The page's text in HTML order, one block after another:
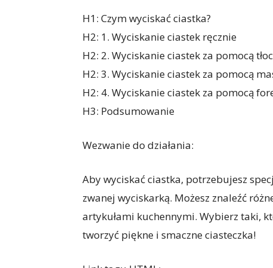
H1: Czym wyciskać ciastka?
H2: 1. Wyciskanie ciastek ręcznie
H2: 2. Wyciskanie ciastek za pomocą
H2: 3. Wyciskanie ciastek za pomocą
H2: 4. Wyciskanie ciastek za pomocą
H3: Podsumowanie
Wezwanie do działania:
Aby wyciskać ciastka, potrzebujesz
zwanej wyciskarką. Możesz znaleźć
artykułami kuchennymi. Wybierz taki,
tworzyć piękne i smaczne ciasteczka!